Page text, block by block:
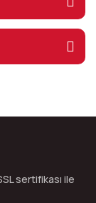
sertifikası ile